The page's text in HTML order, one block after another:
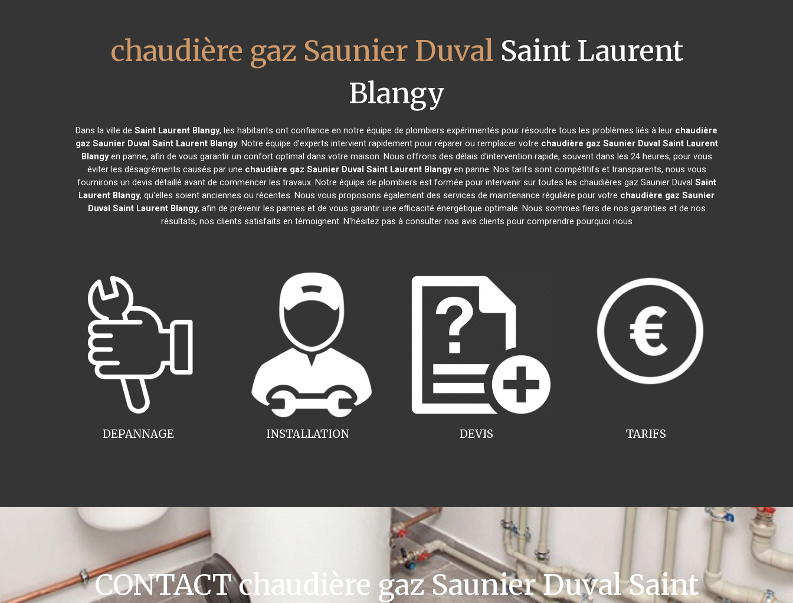
chaudière gaz Saunier Duval Saint Laurent
Blangy
Dans la ville de Saint Laurent Blangy, les habitants ont confiance en notre équipe de plombiers expérimentés pour résoudre tous les problèmes liés à leur chaudière
gaz Saunier Duval Saint Laurent Blangy. Notre équipe d'experts intervient rapidement pour réparer ou remplacer votre chaudière gaz Saunier Duval Saint Laurent
Blangyen panne, afin de vous garantir un confort optimal dans votre maison. Nous offrons des délais d'intervention rapide, souvent dans les 24 heures, pour vous
éviter les désagréments causés par une chaudière gaz Saunier Duval Saint Laurent Blangyen panne. Nos tarifs sont compétitifs et transparents, nous vous
fournirons un devis détaillé avant de commencer les travaux. Notre équipe de plombiers est formée pour intervenir sur toutes les chaudières gaz Saunier Duval Saint
Laurent Blangy, qu'elles soient anciennes ou récentes. Nous vous proposons également des services de maintenance régulière pour votre chaudière gaz Saunier
Duval Saint Laurent Blangy, afin de prévenir les pannes et de vous garantir une efficacité énergétique optimale. Nous sommes fiers de nos garanties et de nos
résultats, nos clients satisfaits en témoignent. N'hésitez pas à consulter nos avis clients pour comprendre pourquoi nous
INSTALLATION
DEPANNAGE TARIFS
DEVIS
CONTACT chaudière gaz Saunier Duval Saint